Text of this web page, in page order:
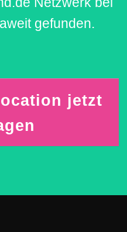
gefunden.
jetzt